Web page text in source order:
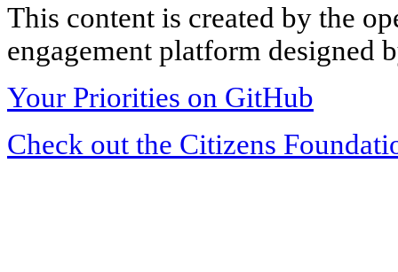
This content is created by the
engagement platform designed
Your Priorities on GitHub
Check out the Citizens